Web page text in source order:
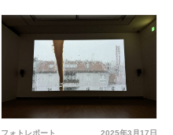
2025年3月17日
フォトレポート